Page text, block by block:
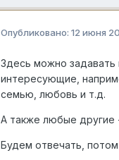
Опубликовано: 12 июня
Здесь можно задавать
интересующие,
семью, любовь и т.д.
А также любые другие
Будем отвечать,